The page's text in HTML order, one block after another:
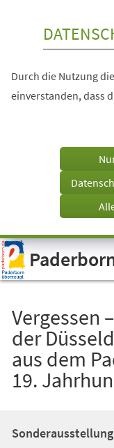
Visuelle
Assistenzsoftware
öffnen.
Durch die Nutzung
einverstanden, dass
Vergessen
der
aus dem
19.
Sonderausstellung